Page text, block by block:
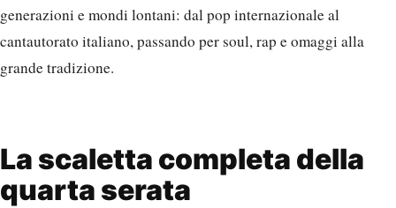
generazioni e mondi lontani: dal pop internazionale al
cantautorato italiano, passando per soul, rap e omaggi alla
grande tradizione.
La scaletta completa della
quarta serata